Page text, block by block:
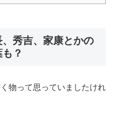
秀吉、家康とかの
？
物って思っていましたけれ